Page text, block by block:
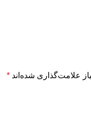
علامت‌گذاری شده‌اند *